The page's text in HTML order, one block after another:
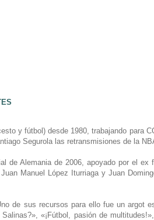
y fútbol) desde 1980, trabajando para
Segurola las retransmisiones de la
de Alemania de 2006, apoyado por el
Manuel López Iturriaga y Juan
de sus recursos para ello fue un argot
«¡Fútbol, pasión de